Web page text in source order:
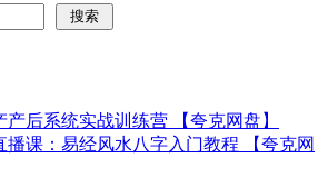
搜索
后系统实战训练营 【夸克网盘】
播课：易经风水八字入门教程 【夸克网